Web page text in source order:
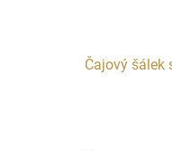
Čajový šálek